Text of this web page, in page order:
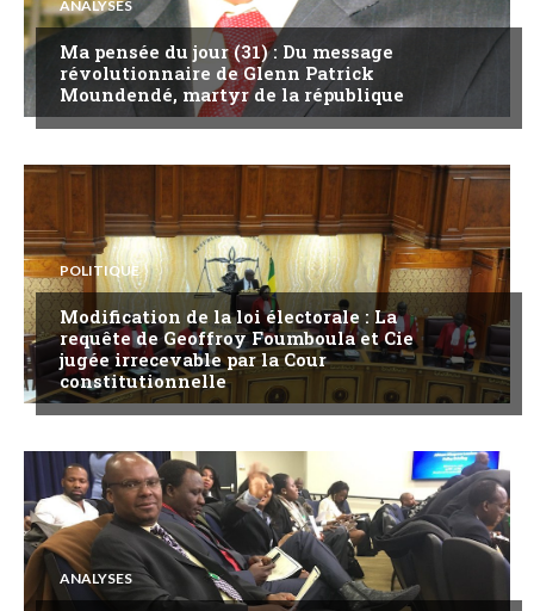
ANALYSES
Ma pensée du jour (31) : Du message
révolutionnaire de Glenn Patrick
Moundendé, martyr de la république
POLITIQUE
Modification de la loi électorale : La
requête de Geoffroy Foumboula et Cie
jugée irrecevable par la Cour
constitutionnelle
ANALYSES